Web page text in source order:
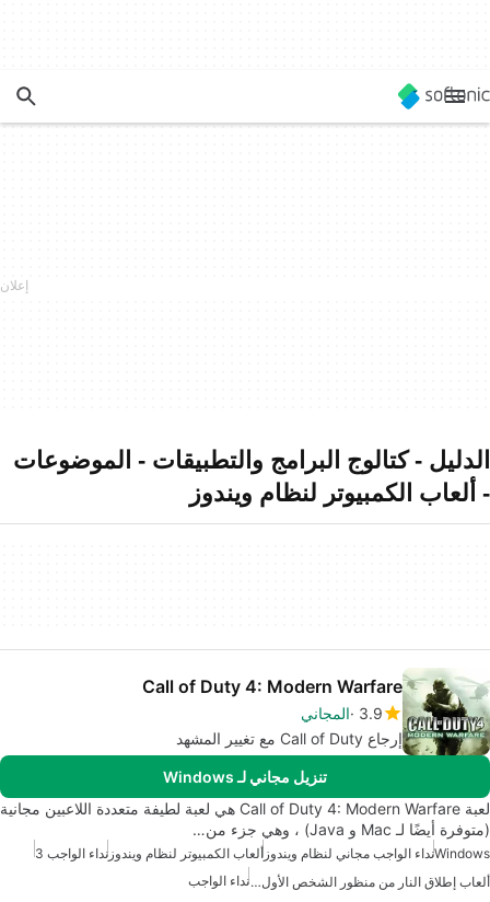
الدليل - كتالوج البرامج والتطبيقات - الموضوعات
- ألعاب الكمبيوتر لنظام ويندوز
Call of Duty 4: Modern Warfare
3.9 المجاني
إرجاع Call of Duty مع تغيير المشهد
تنزيل مجاني لـ Windows
لعبة Call of Duty 4: Modern Warfare هي لعبة لطيفة متعددة اللاعبين مجانية
(متوفرة أيضًا لـ Mac و Java) ، وهي جزء من…
Windowsنداء الواجب مجاني لنظام ويندوز ألعاب الكمبيوتر لنظام ويندوز نداء الواجب 3
ألعاب إطلاق النار من منظور الشخص الأول مجانية لنظام التشغيل ويندوزنداء الواجب